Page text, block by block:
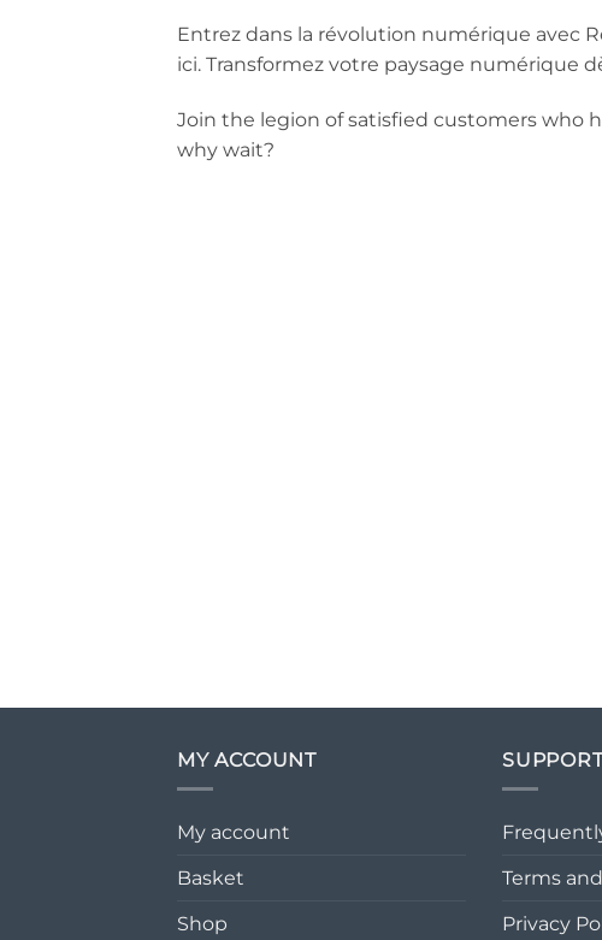
Entrez dans la révolution numérique avec
ici. Transformez votre paysage numérique
Join the legion of satisfied customers who
why wait?
MY ACCOUNT
My account
Basket
Shop
Terms
Privacy